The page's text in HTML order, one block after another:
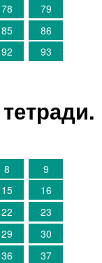
78
79
85
86
92
93
8
9
15
16
22
23
29
30
36
37